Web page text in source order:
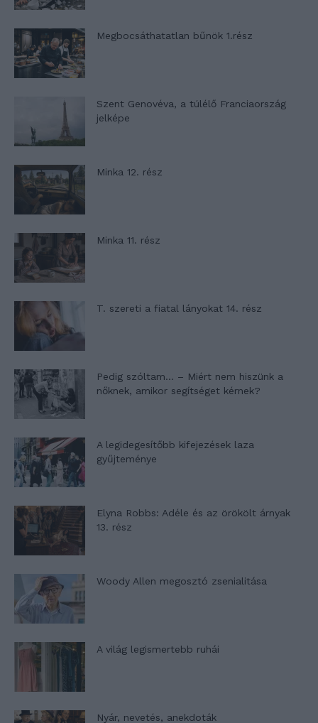
Megbocsáthatatlan bűnök 1.rész
Szent Genovéva, a túlélő Franciaország
jelképe
Minka 12. rész
Minka 11. rész
T. szereti a fiatal lányokat 14. rész
Pedig szóltam… – Miért nem hiszünk a
nőknek, amikor segítséget kérnek?
A legidegesítőbb kifejezések laza
gyűjteménye
Elyna Robbs: Adéle és az örökölt árnyak
13. rész
Woody Allen megosztó zsenialitása
A világ legismertebb ruhái
Nyár, nevetés, anekdoták